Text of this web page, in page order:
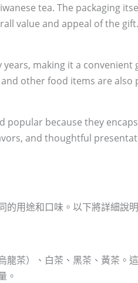
tea. The packaging
value and appeal of the gift.
making it a
other food items are also
popular because they
and thoughtful
用途和口味。以下將詳細說
龍茶）、白茶、黑茶、黃茶。
。